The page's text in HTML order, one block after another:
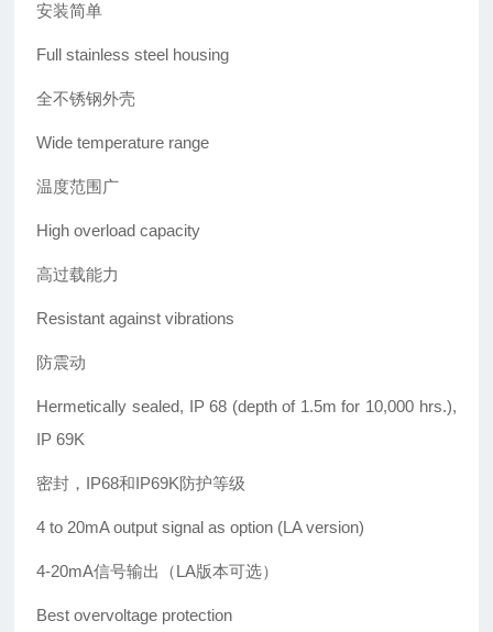
安装简单
Full stainless steel housing
全不锈钢外壳
Wide temperature range
温度范围广
High overload capacity
高过载能力
Resistant against vibrations
防震动
Hermetically sealed, IP 68 (depth of 1.5m for 10,000 hrs.),
IP 69K
密封，IP68和IP69K防护等级
4 to 20mA output signal as option (LA version)
4-20mA信号输出（LA版本可选）
Best overvoltage protection